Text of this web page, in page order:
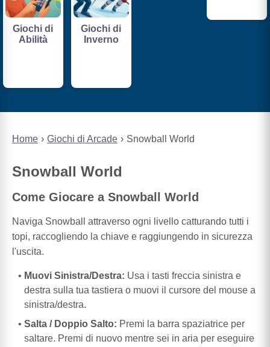
Home Giochi di Arcade Snowball World
Snowball World
Come Giocare a Snowball World
Naviga Snowball attraverso ogni livello catturando tutti i
topi, raccogliendo la chiave e raggiungendo in sicurezza
l'uscita.
Muovi Sinistra/Destra: Usa i tasti freccia sinistra e
destra sulla tua tastiera o muovi il cursore del mouse a
sinistra/destra.
Salta / Doppio Salto: Premi la barra spaziatrice per
saltare. Premi di nuovo mentre sei in aria per eseguire
Giochi di
Abilità
Giochi di
Inverno